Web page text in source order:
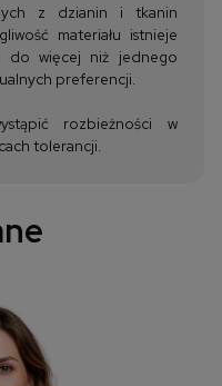
z dzianin i tkanin
materiału istnieje
do więcej niż jednego
preferencji.
rozbieżności w
tolerancji.